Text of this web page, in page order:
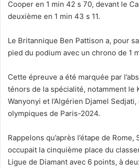
Cooper en 1 min 42 s 70, devant le
deuxième en 1 min 43 s 11.
Le Britannique Ben Pattison a, pour
pied du podium avec un chrono de 1
Cette épreuve a été marquée par
ténors de la spécialité, notamment le
Wanyonyi et l’Algérien Djamel
olympiques de Paris-2024.
Rappelons qu’après l’étape de Rome,
occupait la cinquième place du
Ligue de Diamant avec 6 points, à